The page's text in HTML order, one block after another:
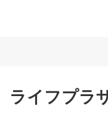
ライフプラ